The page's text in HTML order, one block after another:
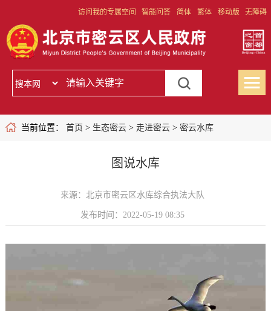
访问我的专属空间 智能问答 简体 繁体 移动版 无障碍
当前位置： 首页 > 生态密云> 走进密云> 密云水库
图说水库
来源：北京市密云区水库综合执法大队
发布时间：2022-05-19 08:35